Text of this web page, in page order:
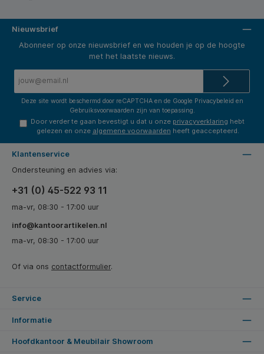
Nieuwsbrief
Abonneer op onze nieuwsbrief en we houden je op de hoogte
met het laatste nieuws.
Deze site wordt beschermd door reCAPTCHA en de Google Privacybeleid en
Gebruiksvoorwaarden zijn van toepassing.
Door verder te gaan bevestigt u dat u onze privacyverklaring hebt
gelezen en onze algemene voorwaarden heeft geaccepteerd.
Klantenservice
Ondersteuning en advies via:
+31 (0) 45-522 93 11
ma-vr, 08:30 - 17:00 uur
info@kantoorartikelen.nl
ma-vr, 08:30 - 17:00 uur
Of via ons contactformulier.
Service
Informatie
Hoofdkantoor & Meubilair Showroom